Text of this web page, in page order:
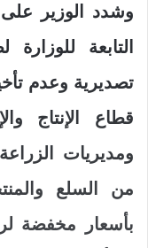
وشدد الوزير
التابعة
تصديرية وعدم
قطاع الإنتاج
ومديريات
من السلع
بأسعار مخفضة